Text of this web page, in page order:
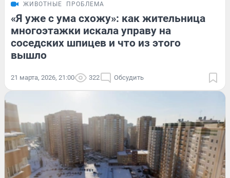
ЖИВОТНЫЕ ПРОБЛЕМА
«Я уже с ума схожу»: как жительница
многоэтажки искала управу на
соседских шпицев и что из этого
вышло
21 марта, 2026, 21:00 322 Обсудить